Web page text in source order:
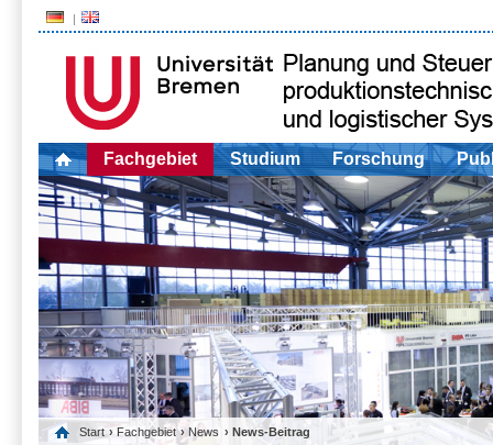
Fachgebiet Studium Forschung
Start › Fachgebiet › News › News-Beitrag